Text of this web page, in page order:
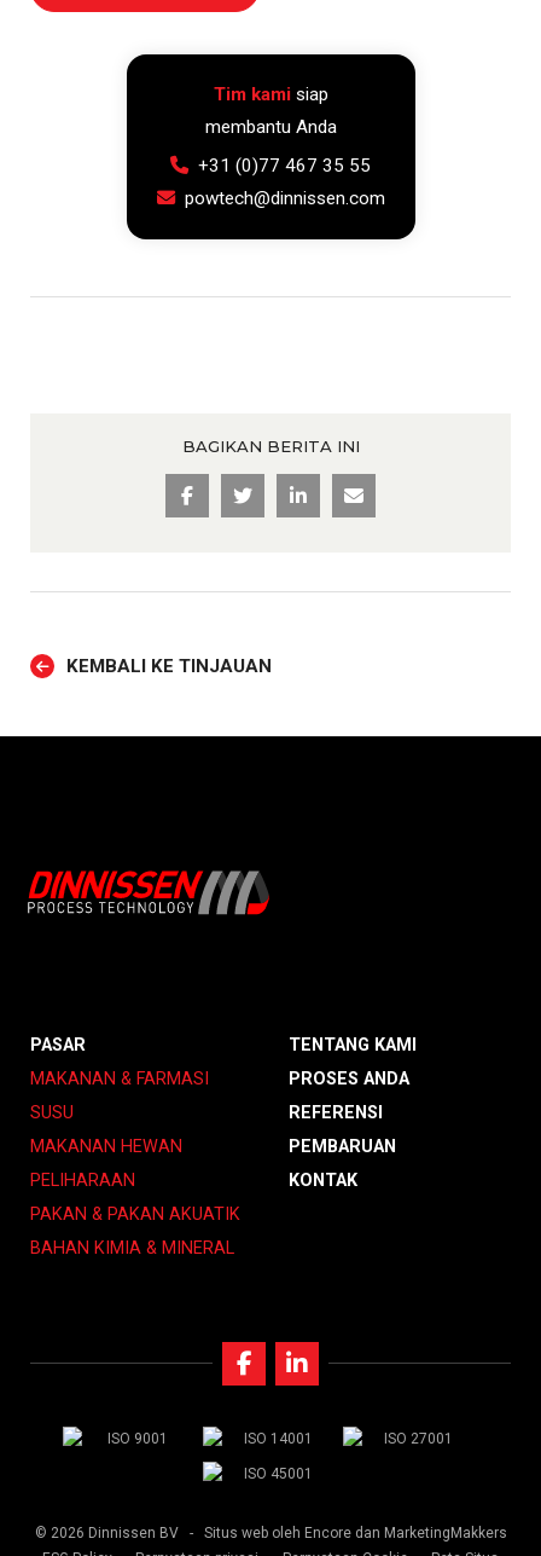
Tim kamisiap
membantu Anda
+31 (0)77 467 35 55
powtech@dinnissen.com
BAGIKAN BERITA INI
KEMBALI KE TINJAUAN
PASAR
MAKANAN & FARMASI
SUSU
MAKANAN HEWAN
PELIHARAAN
PAKAN & PAKAN AKUATIK
BAHAN KIMIA & MINERAL
TENTANG KAMI
PROSES ANDA
REFERENSI
PEMBARUAN
KONTAK
© 2026 Dinnissen BV - Situs web oleh Encore dan MarketingMakkers